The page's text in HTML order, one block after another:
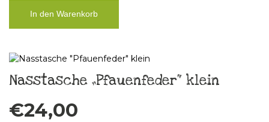
In den Warenkorb
Nasstasche „Pfauenfeder“ klein
€24,00